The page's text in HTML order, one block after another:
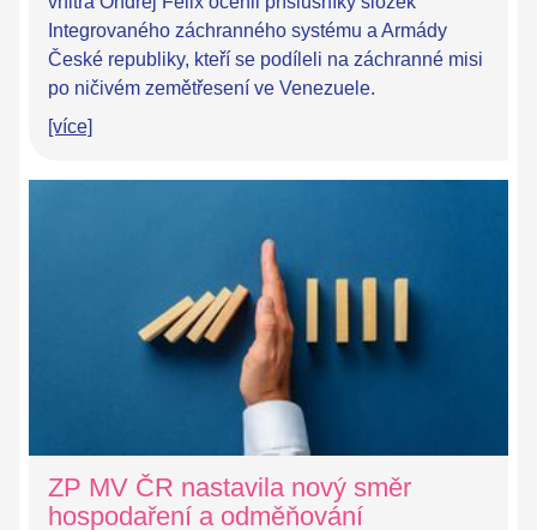
Integrovaného záchranného systému a Armády
České republiky, kteří se podíleli na záchranné misi
po ničivém zemětřesení ve Venezuele.
[více]
ZP MV ČR nastavila nový směr
hospodaření a odměňování